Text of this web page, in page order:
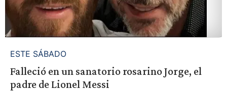
ESTE SÁBADO
Falleció en un sanatorio rosarino Jorge, el
padre de Lionel Messi